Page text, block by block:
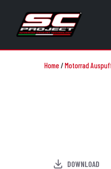
Home/Motorrad
DOWNLOAD